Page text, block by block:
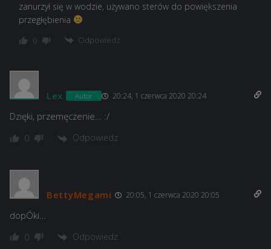
zanurzył się w wodzie, używano sterów do powiększenia
przegłębienia
0 Odpowiedz
Lex Autor 20:24, 1 czerwca 2020 20:24
Dzięki, przemęczenie… :/
0 Odpowiedz
BettyMegami 20:05, 1 czerwca 2020 20:05
dopÓki…
0 Odpowiedz